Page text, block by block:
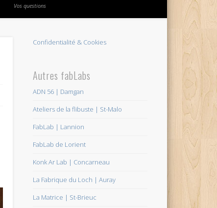
Vos questions
Confidentialité & Cookies
Autres fabLabs
ADN 56 | Damgan
Ateliers de la flibuste | St-Malo
FabLab | Lannion
FabLab de Lorient
Konk Ar Lab | Concarneau
La Fabrique du Loch | Auray
La Matrice | St-Brieuc